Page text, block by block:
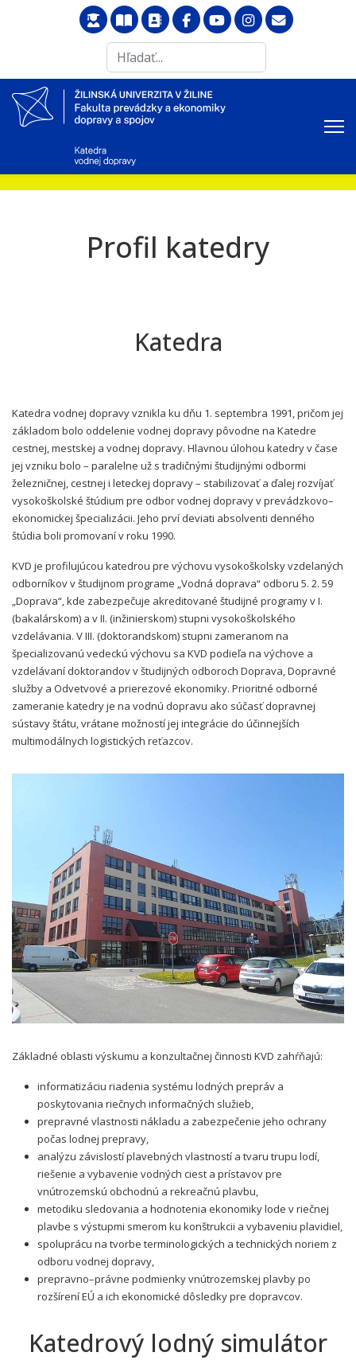
...
Profil katedry
Katedra
Katedra vodnej dopravy vznikla ku dňu 1. septembra 1991, pričom jej
základom bolo oddelenie vodnej dopravy pôvodne na Katedre
cestnej, mestskej a vodnej dopravy. Hlavnou úlohou katedry v čase
jej vzniku bolo – paralelne už s tradičnými študijnými odbormi
železničnej, cestnej i leteckej dopravy – stabilizovať a ďalej rozvíjať
vysokoškolské štúdium pre odbor vodnej dopravy v prevádzkovo–
ekonomickej špecializácii. Jeho prví deviati absolventi denného
štúdia boli promovaní v roku 1990.
KVD je profilujúcou katedrou pre výchovu vysokoškolsky vzdelaných
odborníkov v študijnom programe „Vodná doprava“ odboru 5. 2. 59
„Doprava“, kde zabezpečuje akreditované študijné programy v I.
(bakalárskom) a v II. (inžinierskom) stupni vysokoškolského
vzdelávania. V III. (doktorandskom) stupni zameranom na
špecializovanú vedeckú výchovu sa KVD podieľa na výchove a
vzdelávaní doktorandov v študijných odboroch Doprava, Dopravné
služby a Odvetvové a prierezové ekonomiky. Prioritné odborné
zameranie katedry je na vodnú dopravu ako súčasť dopravnej
sústavy štátu, vrátane možností jej integrácie do účinnejších
multimodálnych logistických reťazcov.
Základné oblasti výskumu a konzultačnej činnosti KVD zahŕňajú:
informatizáciu riadenia systému lodných prepráv a
poskytovania riečnych informačných služieb,
prepravné vlastnosti nákladu a zabezpečenie jeho ochrany
počas lodnej prepravy,
analýzu závislostí plavebných vlastností a tvaru trupu lodí,
riešenie a vybavenie vodných ciest a prístavov pre
vnútrozemskú obchodnú a rekreačnú plavbu,
metodiku sledovania a hodnotenia ekonomiky lode v riečnej
plavbe s výstupmi smerom ku konštrukcii a vybaveniu plavidiel,
spoluprácu na tvorbe terminologických a technických noriem z
odboru vodnej dopravy,
prepravno–právne podmienky vnútrozemskej plavby po
rozšírení EÚ a ich ekonomické dôsledky pre dopravcov.
Katedrový lodný simulátor